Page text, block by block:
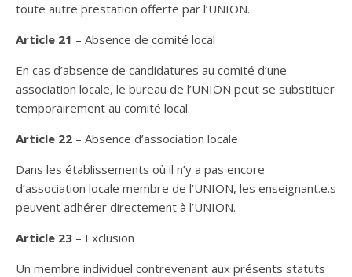
toute autre prestation offerte par l’UNION.
Article 21 – Absence de comité local
En cas d’absence de candidatures au comité d’une
association locale, le bureau de l’UNION peut se substituer
temporairement au comité local.
Article 22 – Absence d’association locale
Dans les établissements où il n’y a pas encore
d’association locale membre de l’UNION, les enseignant.e.s
peuvent adhérer directement à l’UNION.
Article 23 – Exclusion
Un membre individuel contrevenant aux présents statuts